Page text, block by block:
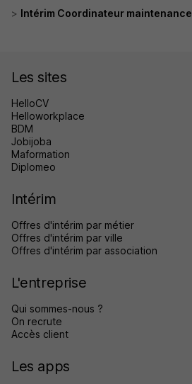
Intérim Coordinateur maintenance
Les sites
HelloCV
Helloworkplace
BDM
Jobijoba
Maformation
Diplomeo
Intérim
Offres d'intérim par métier
Offres d'intérim par ville
Offres d'intérim par association
L'entreprise
Qui sommes-nous ?
On recrute
Accès client
Les apps